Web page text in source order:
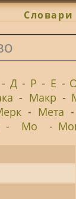
Словари
- Д - Р - Е -
- Макр -
- Мета -
- Мо -